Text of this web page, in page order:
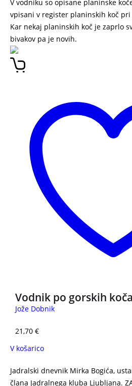
V vodniku so opisane planinske
vpisani v register planinskih koč pri
Kar nekaj planinskih koč je zaprlo
bivakov pa je novih.
Vodnik po gorskih
Jože Dobnik
21,70 €
V košarico
Jadralski dnevnik Mirka Bogića,
člana Jadralnega kluba Ljubljana.